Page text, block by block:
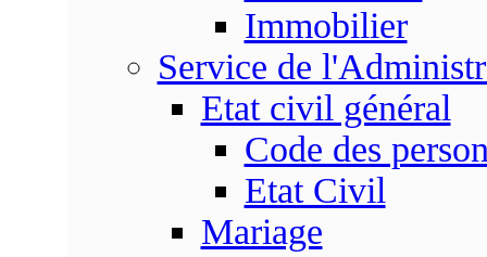
Immobilier
Service de
Etat civil général
Code des
Etat Civil
Mariage